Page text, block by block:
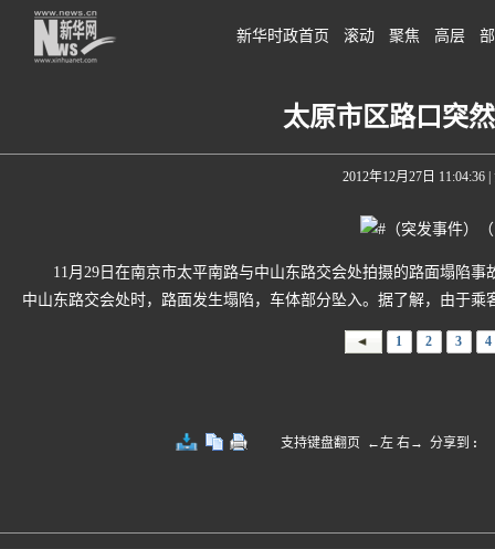
新华时政首页 滚动 聚焦 高层
太原市区路口突
2012年12月27日 11:04:36|
11月29日在南京市太平南路与中山东路交会处拍摄的路面塌陷事
中山东路交会处时，路面发生塌陷，车体部分坠入。据了解，由于
1 2 3 4
支持键盘翻页 ←左 右→ 分享到 :